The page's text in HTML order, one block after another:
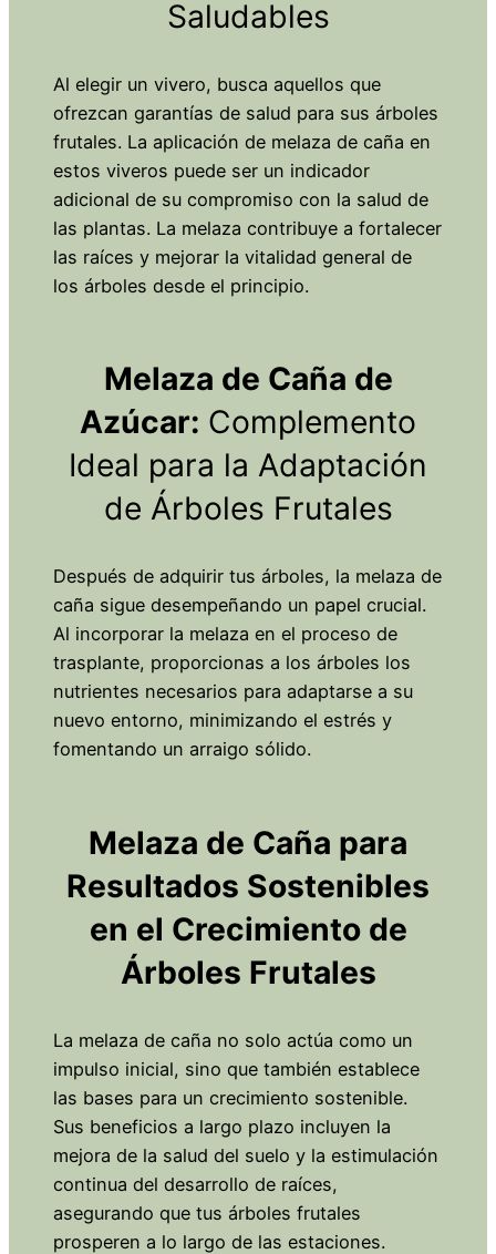
Saludables
Al elegir un vivero, busca aquellos que
ofrezcan garantías de salud para sus árboles
frutales. La aplicación de melaza de caña en
estos viveros puede ser un indicador
adicional de su compromiso con la salud de
las plantas. La melaza contribuye a fortalecer
las raíces y mejorar la vitalidad general de
los árboles desde el principio.
Melaza de Caña de
Azúcar: Complemento
Ideal para la Adaptación
de Árboles Frutales
Después de adquirir tus árboles, la melaza de
caña sigue desempeñando un papel crucial.
Al incorporar la melaza en el proceso de
trasplante, proporcionas a los árboles los
nutrientes necesarios para adaptarse a su
nuevo entorno, minimizando el estrés y
fomentando un arraigo sólido.
Melaza de Caña para
Resultados Sostenibles
en el Crecimiento de
Árboles Frutales
La melaza de caña no solo actúa como un
impulso inicial, sino que también establece
las bases para un crecimiento sostenible.
Sus beneficios a largo plazo incluyen la
mejora de la salud del suelo y la estimulación
continua del desarrollo de raíces,
asegurando que tus árboles frutales
prosperen a lo largo de las estaciones.